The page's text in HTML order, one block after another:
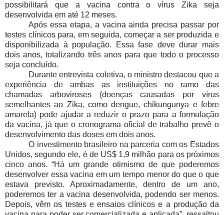
possibilitará que a vacina contra o vírus Zika seja
desenvolvida em até 12 meses.
Após essa etapa, a vacina ainda precisa passar por
testes clínicos para, em seguida, começar a ser produzida e
disponibilizada à população. Essa fase deve durar mais
dois anos, totalizando três anos para que todo o processo
seja concluído.
Durante entrevista coletiva, o ministro destacou que a
experiência de ambas as instituições no ramo das
chamadas arboviroses (doenças causadas por vírus
semelhantes ao Zika, como dengue, chikungunya e febre
amarela) pode ajudar a reduzir o prazo para a formulação
da vacina, já que o cronograma oficial de trabalho prevê o
desenvolvimento das doses em dois anos.
O investimento brasileiro na parceria com os Estados
Unidos, segundo ele, é de US$ 1,9 milhão para os próximos
cinco anos. “Há um grande otimismo de que poderemos
desenvolver essa vacina em um tempo menor do que o que
estava previsto. Aproximadamente, dentro de um ano,
poderemos ter a vacina desenvolvida, podendo ser menos.
Depois, vêm os testes e ensaios clínicos e a produção da